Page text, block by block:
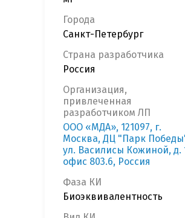
Города
Санкт-Петербург
Страна разработчика
Россия
Организация,
привлеченная
разработчиком ЛП
ООО «МДА», 121097, г.
Москва, ДЦ "Парк
ул. Василисы Кожиной, д.
офис 803.6, Россия
Фаза КИ
Биоэквивалентность